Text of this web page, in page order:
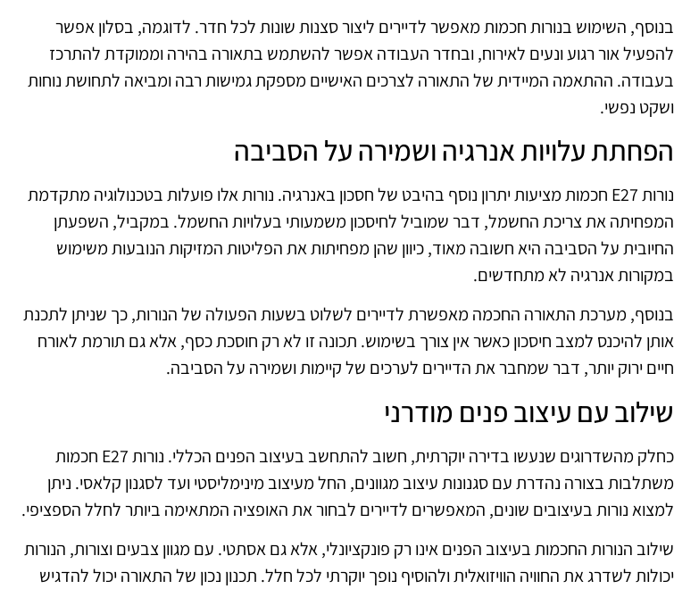
בנוסף, השימוש בנורות חכמות מאפשר לדיירים ליצור סצנות שונות לכל חדר. לדוגמה, בסלון אפשר
להפעיל אור רגוע ונעים לאירוח, ובחדר העבודה אפשר להשתמש בתאורה בהירה וממוקדת להתרכז
בעבודה. ההתאמה המיידית של התאורה לצרכים האישיים מספקת גמישות רבה ומביאה לתחושת נוחות
ושקט נפשי.
הפחתת עלויות אנרגיה ושמירה על הסביבה
נורות E27 חכמות מציעות יתרון נוסף בהיבט של חסכון באנרגיה. נורות אלו פועלות בטכנולוגיה מתקדמת
המפחיתה את צריכת החשמל, דבר שמוביל לחיסכון משמעותי בעלויות החשמל. במקביל, השפעתן
החיובית על הסביבה היא חשובה מאוד, כיוון שהן מפחיתות את הפליטות המזיקות הנובעות משימוש
במקורות אנרגיה לא מתחדשים.
בנוסף, מערכת התאורה החכמה מאפשרת לדיירים לשלוט בשעות הפעולה של הנורות, כך שניתן לתכנת
אותן להיכנס למצב חיסכון כאשר אין צורך בשימוש. תכונה זו לא רק חוסכת כסף, אלא גם תורמת לאורח
חיים ירוק יותר, דבר שמחבר את הדיירים לערכים של קיימות ושמירה על הסביבה.
שילוב עם עיצוב פנים מודרני
כחלק מהשדרוגים שנעשו בדירה יוקרתית, חשוב להתחשב בעיצוב הפנים הכללי. נורות E27 חכמות
משתלבות בצורה נהדרת עם סגנונות עיצוב מגוונים, החל מעיצוב מינימליסטי ועד לסגנון קלאסי. ניתן
למצוא נורות בעיצובים שונים, המאפשרים לדיירים לבחור את האופציה המתאימה ביותר לחלל הספציפי.
שילוב הנורות החכמות בעיצוב הפנים אינו רק פונקציונלי, אלא גם אסתטי. עם מגוון צבעים וצורות, הנורות
יכולות לשדרג את החוויה הוויזואלית ולהוסיף נופך יוקרתי לכל חלל. תכנון נכון של התאורה יכול להדגיש